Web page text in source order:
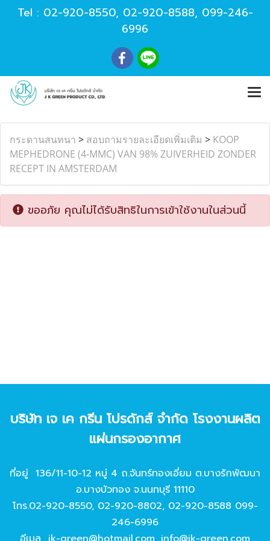
Tel : 02-920-8550, 02-920-8588, 099-246-
6996
กระดานสนทนา > สอบถามรายละเอียดเพิ่มเติม > KOOP
MEPHEDRONE (4-MMC) VAN 98% ZUIVERHEID ZONDER
RECEPT IN AMSTERDAM
ขออภัย คุณไม่ได้รับสิทธิในการเข้าใช้งานในส่วนนี้
บริษัท เจ เค กรีน โปรดักส์ จํากัด โรงงานผลิต
แผ่นกรองอากาศ
ที่อยู่ 136/11-10-12 หมู่ 4 ถ.จันทร์ทองเอี่ยม ต.บางรักพัฒนา
อ.บางบัวทอง จ.นนทบุรี 11110
โทร.02-920-8550, 02-920-8802, 02-920-8588 099-
246-6996